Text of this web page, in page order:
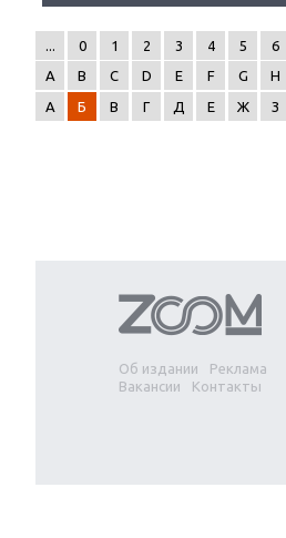
0 1 2 3 4 5 6
A
B C D E F G H
А
Б В Г Д Е Ж З
Об издании
Реклама
Вакансии
Контакты